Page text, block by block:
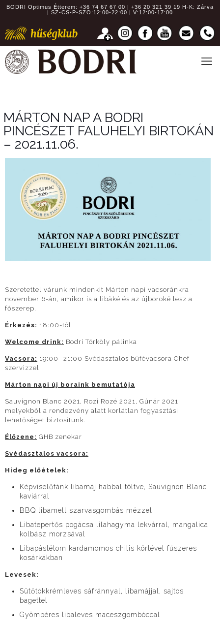
BODRI Optimus Étterem: +36 74 67 67 00 | +36 20 321 39 19 H-K: Zárva
| SZ-CS-P-SZO:12:00-22:00 | V:12:00-17:00
MÁRTON NAP A BODRI
PINCÉSZET FALUHELYI BIRTOKÁN
– 2021.11.06.
Szeretettel várunk mindenkit Márton napi vacsoránkra
november 6-án, amikor is a libàké és az újboroké lesz a
főszerep.
Érkezés: 18:00-tól
Welcome drink: Bodri Törköly pálinka
Vacsora: 19:00- 21:00 Svédasztalos büfévacsora Chef-
szervizzel
Márton napi új boraink bemutatója
Sauvignon Blanc 2021, Rozi Rozé 2021, Gúnár 2021,
melyekből a rendezvény alatt korlátlan fogyasztási
lehetőséget biztosítunk.
Élőzene: GHB zenekar
Svédasztalos vacsora:
Hideg előételek:
Képviselőfánk libamáj habbal töltve, Sauvignon Blanc
kaviárral
BBQ libamell szarvasgombás mézzel
Libatepertős pogácsa lilahagyma lekvárral, mangalica
kolbász morzsával
Libapástétom kardamomos chilis körtével fűszeres
kosárkákban
Levesek:
Sütőtökkrémleves sáfránnyal, libamájjal, sajtos
bagettel
Gyömbéres libaleves maceszgombóccal